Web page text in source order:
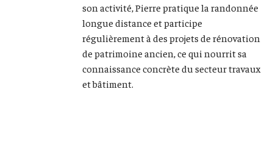
son activité, Pierre pratique la randonnée
longue distance et participe
régulièrement à des projets de rénovation
de patrimoine ancien, ce qui nourrit sa
connaissance concrète du secteur travaux
et bâtiment.